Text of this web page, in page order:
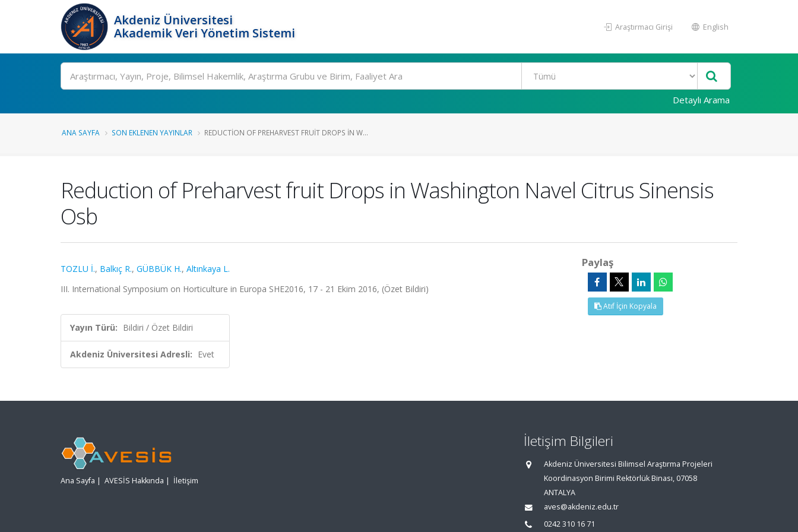
Akdeniz Üniversitesi
Akademik Veri Yönetim Sistemi
Araştırmacı Girişi English
Ara
Detaylı Arama
ANA SAYFA SON EKLENEN YAYINLAR REDUCTION OF PREHARVEST FRUIT DROPS IN W...
Reduction of Preharvest fruit Drops in Washington Navel Citrus Sinensis
Osb
TOZLU İ., Balkıç R., GÜBBÜK H., Altınkaya L.
III. International Symposium on Horticulture in Europa SHE2016, 17 - 21 Ekim 2016, (Özet Bildiri)
Yayın Türü: Bildiri / Özet Bildiri
Akdeniz Üniversitesi Adresli: Evet
Paylaş
Atıf İçin Kopyala
Ana Sayfa | AVESİS Hakkında | İletişim
İletişim Bilgileri
Akdeniz Üniversitesi Bilimsel Araştırma Projeleri
Koordinasyon Birimi Rektörlük Binası, 07058
ANTALYA
aves@akdeniz.edu.tr
0242 310 16 71